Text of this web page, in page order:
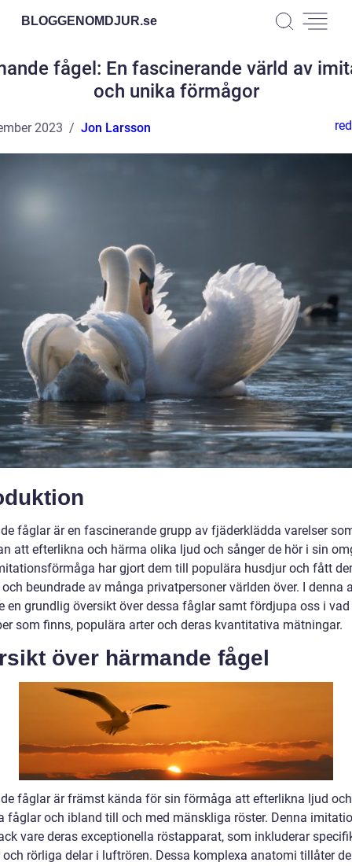
BLOGGENOMDJUR.se
fågel: En fascinerande värld av
och unika förmågor
2023 Jon Larsson
fåglar är en fascinerande grupp av fjäderklädda varelser
att efterlikna och härma olika ljud och sånger de hör i sin
har gjort dem till populära husdjur och fått
beundrade av många privatpersoner världen över. I denna
en grundlig översikt över dessa fåglar samt fördjupa oss i vad
som finns, populära arter och deras kvantitativa mätningar.
över härmande fågel
fåglar är främst kända för sin förmåga att efterlikna ljud
fåglar och ibland till och med mänskliga röster. Denna
vare deras exceptionella röstapparat, som inkluderar
och rörliga delar i luftrören. Dessa komplexa anatomi tillåter